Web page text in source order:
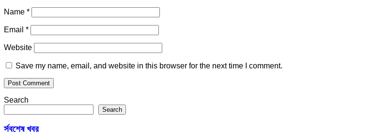
Name *
Email *
Website
Save my name, email, and website in this browser for the next time I comment.
Search
Search
র্সবশেষ খবর